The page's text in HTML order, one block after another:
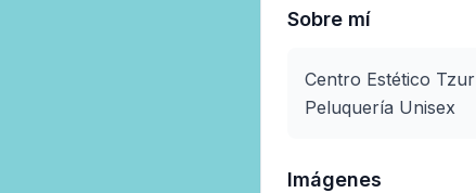
Sobre mí
Centro Estético Tzur
Peluquería Unisex
Imágenes